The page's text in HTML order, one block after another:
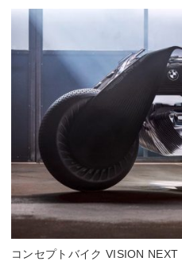
コンセプトバイク VISION